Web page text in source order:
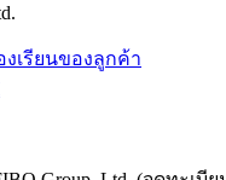
เรียนของลูกค้า